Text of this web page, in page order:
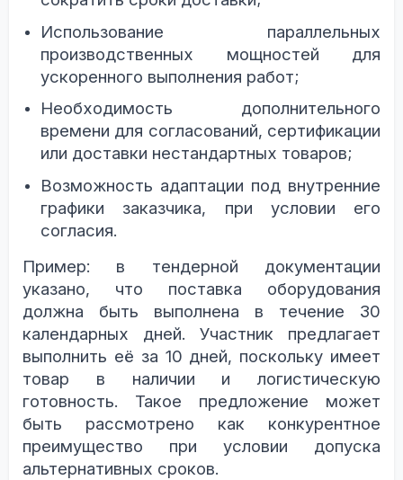
Использование параллельных
производственных мощностей для
ускоренного выполнения работ;
Необходимость дополнительного
времени для согласований, сертификации
или доставки нестандартных товаров;
Возможность адаптации под внутренние
графики заказчика, при условии его
согласия.
Пример: в тендерной документации
указано, что поставка оборудования
должна быть выполнена в течение 30
календарных дней. Участник предлагает
выполнить её за 10 дней, поскольку имеет
товар в наличии и логистическую
готовность. Такое предложение может
быть рассмотрено как конкурентное
преимущество при условии допуска
альтернативных сроков.